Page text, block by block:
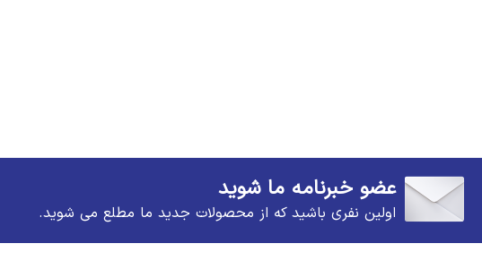
عضو خبرنامه ما شوید
اولین نفری باشید که از محصولات جدید ما مطلع می شوید.